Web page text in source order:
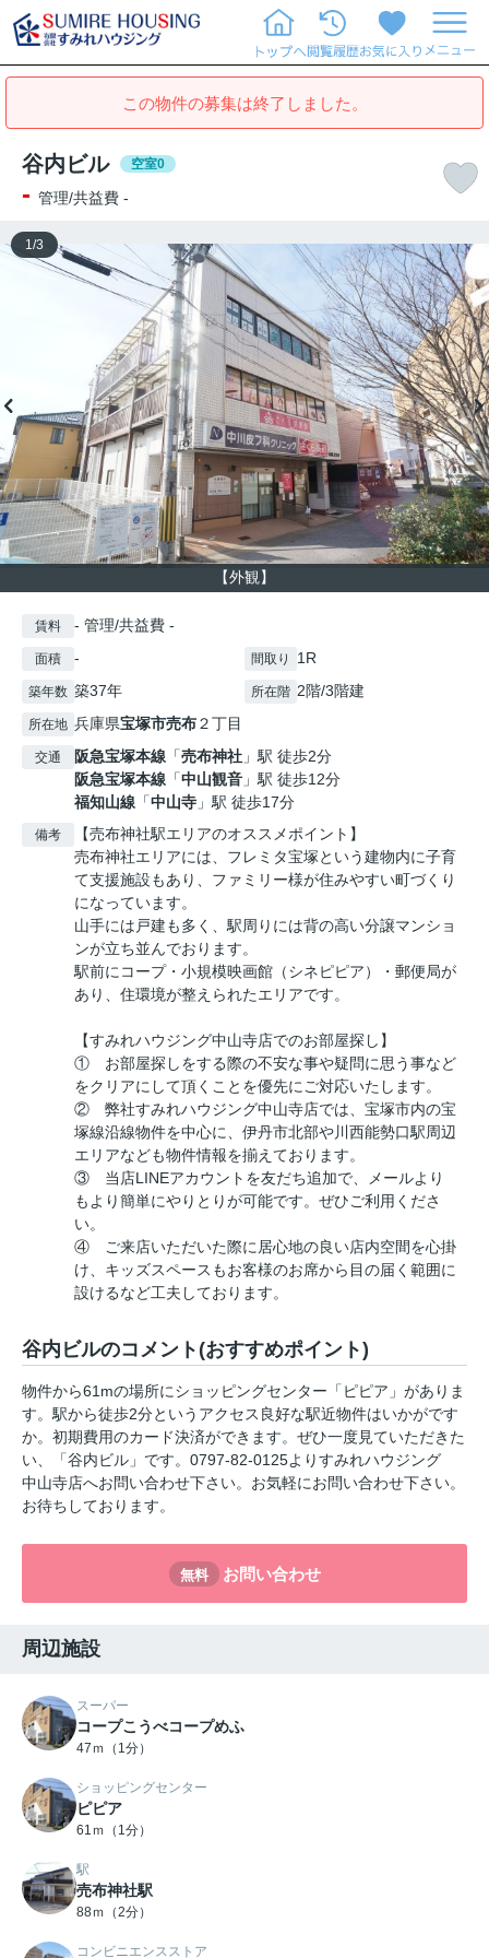
この物件の募集は終了しました。
谷内ビル 空室0
- 管理/共益費 -
【外観】
1 /3
賃料 - 管理/共益費 -
面積 - 間取り 1R
築年数 築37年 所在階 2階/3階建
所在地 兵庫県宝塚市売布２丁目
交通 阪急宝塚本線 「売布神社 」駅 徒歩2分
阪急宝塚本線 「中山観音 」駅 徒歩12分
福知山線 「中山寺 」駅 徒歩17分
備考
【売布神社駅エリアのオススメポイント】
売布神社エリアには、フレミタ宝塚という建物内に子育
て支援施設もあり、ファミリー様が住みやすい町づくり
になっています。
山手には戸建も多く、駅周りには背の高い分譲マンショ
ンが立ち並んでおります。
駅前にコープ・小規模映画館（シネピピア）・郵便局が
あり、住環境が整えられたエリアです。
【すみれハウジング中山寺店でのお部屋探し】
① お部屋探しをする際の不安な事や疑問に思う事など
をクリアにして頂くことを優先にご対応いたします。
② 弊社すみれハウジング中山寺店では、宝塚市内の宝
塚線沿線物件を中心に、伊丹市北部や川西能勢口駅周辺
エリアなども物件情報を揃えております。
③ 当店LINEアカウントを友だち追加で、メールより
もより簡単にやりとりが可能です。ぜひご利用くださ
い。
④ ご来店いただいた際に居心地の良い店内空間を心掛
け、キッズスペースもお客様のお席から目の届く範囲に
設けるなど工夫しております。
谷内ビルのコメント(おすすめポイント)
物件から61mの場所にショッピングセンター「ピピア」がありま
す。駅から徒歩2分というアクセス良好な駅近物件はいかがです
か。初期費用のカード決済ができます。ぜひ一度見ていただきた
い、「谷内ビル」です。0797-82-0125よりすみれハウジング
中山寺店へお問い合わせ下さい。お気軽にお問い合わせ下さい。
お待ちしております。
無料 お問い合わせ
周辺施設
スーパー
コープこうべコープめふ
47ｍ（1分）
ショッピングセンター
ピピア
61ｍ（1分）
駅
売布神社駅
88ｍ（2分）
コンビニエンスストア